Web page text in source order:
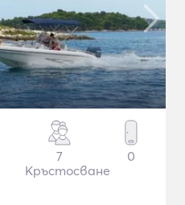
7
Кръстосване
0